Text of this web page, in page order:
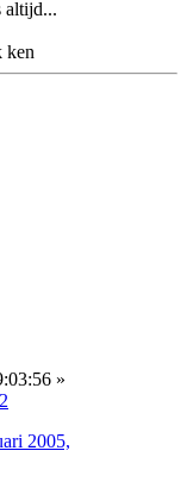
altijd...
ken
»
2005,